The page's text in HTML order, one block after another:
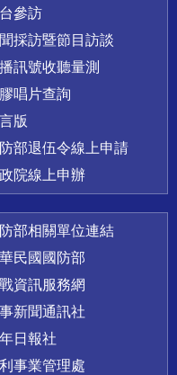
參訪
採訪暨節目訪談
訊號收聽量測
唱片查詢
版
部退伍令線上申請
院線上申辦
部相關單位連結
民國國防部
資訊服務網
新聞通訊社
日報社
事業管理處